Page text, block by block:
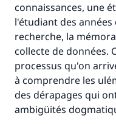
connaissances, une
l'étudiant des années
recherche, la
collecte de données.
processus qu'on
à comprendre les
des dérapages qui
ambigüités